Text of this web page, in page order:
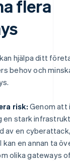
flera
hjälpa ditt
behov och
risk: Genom att
stark
av en
en annan ta
olika gateways